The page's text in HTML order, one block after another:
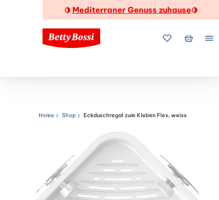
🍋 Mediterraner Genuss zuhause🍋
MeineMein
Navigationspfad
Home Shop Eckduschregal zum Kleben Flex, weiss